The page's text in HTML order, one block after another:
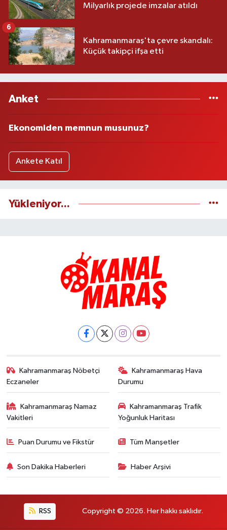
Milyarlık projede imzalar atıldı
Kahramanmaraş'ta çevre skandalı:
Küçük takipçi ifşa etti
6
Anket
Ekonomiden memnun musunuz?
Ankete Katıl
Yükleniyor...
Kahramanmaraş Nöbetçi
Eczaneler
Kahramanmaraş Hava
Durumu
Kahramanmaraş Namaz
Vakitleri
Kahramanmaraş Trafik
Yoğunluk Haritası
Puan Durumu ve Fikstür Tüm Manşetler
Son Dakika Haberleri Haber Arşivi
RSS Copyright © 2026. Her hakkı saklıdır.